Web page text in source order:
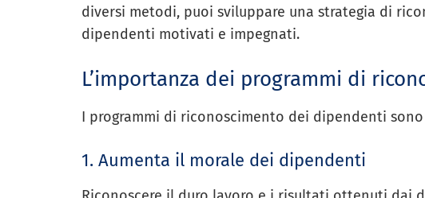
diversi metodi, puoi sviluppare una strategia di
dipendenti motivati e impegnati.
L’importanza dei programmi di
I programmi di riconoscimento dei dipendenti
1. Aumenta il morale dei dipendenti